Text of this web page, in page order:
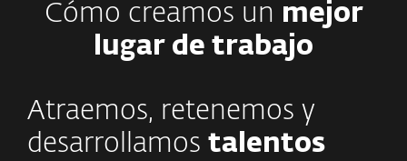
Cómo creamos un mejor
lugar de trabajo
Atraemos, retenemos y
desarrollamos talentos